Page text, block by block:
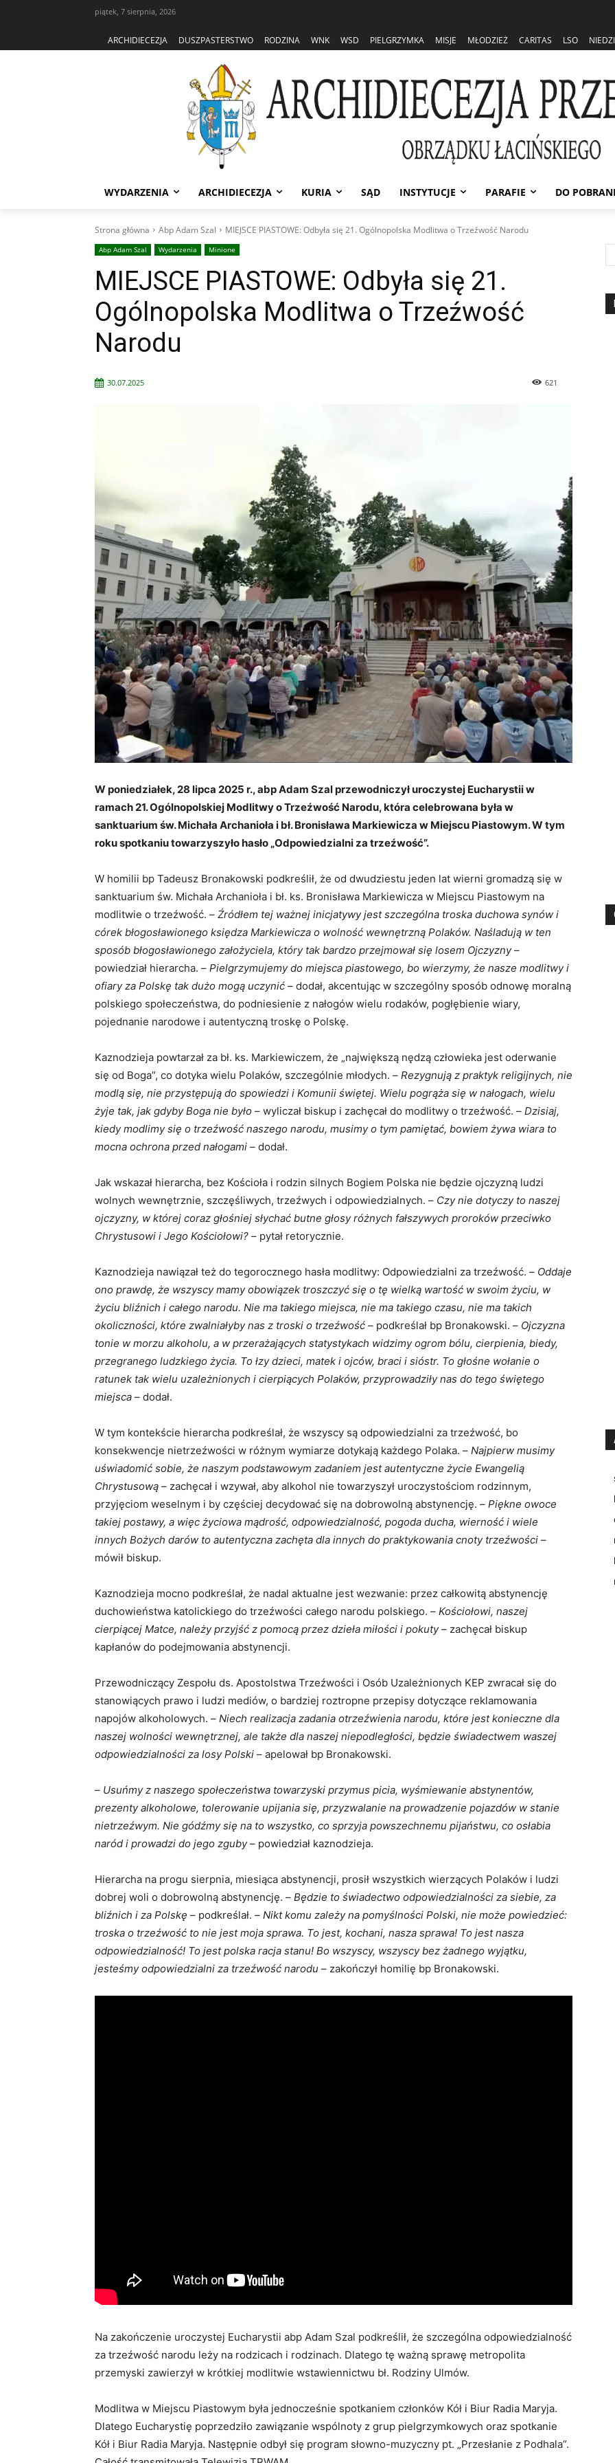
piątek, 7 sierpnia, 2026
ARCHIDIECEZJA DUSZPASTERSTWO RODZINA WNK WSD PIELGRZYMKA MISJE MŁODZIEŻ CARITAS LSO
WYDARZENIA ARCHIDIECEZJA KURIA SĄD INSTYTUCJE PARAFIE DO
Strona główna Abp Adam Szal MIEJSCE PIASTOWE: Odbyła się 21. Ogólnopolska Modlitwa o Trzeźwość Narodu
Abp Adam Szal Wydarzenia Minione
MIEJSCE PIASTOWE: Odbyła się 21.
Ogólnopolska Modlitwa o Trzeźwość
Narodu
30.07.2025 621
W poniedziałek, 28 lipca 2025 r., abp Adam Szal przewodniczył uroczystej Eucharystii w
ramach 21. Ogólnopolskiej Modlitwy o Trzeźwość Narodu, która celebrowana była w
sanktuarium św. Michała Archanioła i bł. Bronisława Markiewicza w Miejscu Piastowym. W tym
roku spotkaniu towarzyszyło hasło „Odpowiedzialni za trzeźwość”.
W homilii bp Tadeusz Bronakowski podkreślił, że od dwudziestu jeden lat wierni gromadzą się w
sanktuarium św. Michała Archanioła i bł. ks. Bronisława Markiewicza w Miejscu Piastowym na
modlitwie o trzeźwość. – Źródłem tej ważnej inicjatywy jest szczególna troska duchowa synów i
córek błogosławionego księdza Markiewicza o wolność wewnętrzną Polaków. Naśladują w ten
sposób błogosławionego założyciela, który tak bardzo przejmował się losem Ojczyzny–
powiedział hierarcha. – Pielgrzymujemy do miejsca piastowego, bo wierzymy, że nasze modlitwy i
ofiary za Polskę tak dużo mogą uczynić – dodał, akcentując w szczególny sposób odnowę moralną
polskiego społeczeństwa, do podniesienie z nałogów wielu rodaków, pogłębienie wiary,
pojednanie narodowe i autentyczną troskę o Polskę.
Kaznodzieja powtarzał za bł. ks. Markiewiczem, że „największą nędzą człowieka jest oderwanie
się od Boga”, co dotyka wielu Polaków, szczególnie młodych. – Rezygnują z praktyk religijnych, nie
modlą się, nie przystępują do spowiedzi i Komunii świętej. Wielu pogrąża się w nałogach, wielu
żyje tak, jak gdyby Boga nie było – wyliczał biskup i zachęcał do modlitwy o trzeźwość. – Dzisiaj,
kiedy modlimy się o trzeźwość naszego narodu, musimy o tym pamiętać, bowiem żywa wiara to
mocna ochrona przed nałogami – dodał.
Jak wskazał hierarcha, bez Kościoła i rodzin silnych Bogiem Polska nie będzie ojczyzną ludzi
wolnych wewnętrznie, szczęśliwych, trzeźwych i odpowiedzialnych. – Czy nie dotyczy to naszej
ojczyzny, w której coraz głośniej słychać butne głosy różnych fałszywych proroków przeciwko
Chrystusowi i Jego Kościołowi? – pytał retorycznie.
Kaznodzieja nawiązał też do tegorocznego hasła modlitwy: Odpowiedzialni za trzeźwość. – Oddaje
ono prawdę, że wszyscy mamy obowiązek troszczyć się o tę wielką wartość w swoim życiu, w
życiu bliźnich i całego narodu. Nie ma takiego miejsca, nie ma takiego czasu, nie ma takich
okoliczności, które zwalniałyby nas z troski o trzeźwość – podkreślał bp Bronakowski. – Ojczyzna
tonie w morzu alkoholu, a w przerażających statystykach widzimy ogrom bólu, cierpienia, biedy,
przegranego ludzkiego życia. To łzy dzieci, matek i ojców, braci i sióstr. To głośne wołanie o
ratunek tak wielu uzależnionych i cierpiących Polaków, przyprowadziły nas do tego świętego
miejsca – dodał.
W tym kontekście hierarcha podkreślał, że wszyscy są odpowiedzialni za trzeźwość, bo
konsekwencje nietrzeźwości w różnym wymiarze dotykają każdego Polaka. – Najpierw musimy
uświadomić sobie, że naszym podstawowym zadaniem jest autentyczne życie Ewangelią
Chrystusową – zachęcał i wzywał, aby alkohol nie towarzyszył uroczystościom rodzinnym,
przyjęciom weselnym i by częściej decydować się na dobrowolną abstynencję. – Piękne owoce
takiej postawy, a więc życiowa mądrość, odpowiedzialność, pogoda ducha, wierność i wiele
innych Bożych darów to autentyczna zachęta dla innych do praktykowania cnoty trzeźwości –
mówił biskup.
Kaznodzieja mocno podkreślał, że nadal aktualne jest wezwanie: przez całkowitą abstynencję
duchowieństwa katolickiego do trzeźwości całego narodu polskiego. – Kościołowi, naszej
cierpiącej Matce, należy przyjść z pomocą przez dzieła miłości i pokuty– zachęcał biskup
kapłanów do podejmowania abstynencji.
Przewodniczący Zespołu ds. Apostolstwa Trzeźwości i Osób Uzależnionych KEP zwracał się do
stanowiących prawo i ludzi mediów, o bardziej roztropne przepisy dotyczące reklamowania
napojów alkoholowych. – Niech realizacja zadania otrzeźwienia narodu, które jest konieczne dla
naszej wolności wewnętrznej, ale także dla naszej niepodległości, będzie świadectwem waszej
odpowiedzialności za losy Polski – apelował bp Bronakowski.
– Usuńmy z naszego społeczeństwa towarzyski przymus picia, wyśmiewanie abstynentów,
prezenty alkoholowe, tolerowanie upijania się, przyzwalanie na prowadzenie pojazdów w stanie
nietrzeźwym. Nie gódźmy się na to wszystko, co sprzyja powszechnemu pijaństwu, co osłabia
naród i prowadzi do jego zguby– powiedział kaznodzieja.
Hierarcha na progu sierpnia, miesiąca abstynencji, prosił wszystkich wierzących Polaków i ludzi
dobrej woli o dobrowolną abstynencję. – Będzie to świadectwo odpowiedzialności za siebie, za
bliźnich i za Polskę – podkreślał. – Nikt komu zależy na pomyślności Polski, nie może powiedzieć:
troska o trzeźwość to nie jest moja sprawa. To jest, kochani, nasza sprawa! To jest nasza
odpowiedzialność! To jest polska racja stanu! Bo wszyscy, wszyscy bez żadnego wyjątku,
jesteśmy odpowiedzialni za trzeźwość narodu – zakończył homilię bp Bronakowski.
Na zakończenie uroczystej Eucharystii abp Adam Szal podkreślił, że szczególna odpowiedzialność
za trzeźwość narodu leży na rodzicach i rodzinach. Dlatego tę ważną sprawę metropolita
przemyski zawierzył w krótkiej modlitwie wstawiennictwu bł. Rodziny Ulmów.
Modlitwa w Miejscu Piastowym była jednocześnie spotkaniem członków Kół i Biur Radia Maryja.
Dlatego Eucharystię poprzedziło zawiązanie wspólnoty z grup pielgrzymkowych oraz spotkanie
Kół i Biur Radia Maryja. Następnie odbył się program słowno-muzyczny pt. „Przesłanie z Podhala”.